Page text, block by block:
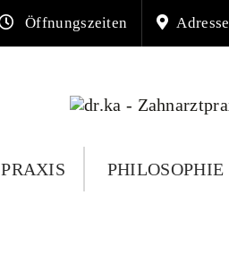
Öffnungszeiten Adresse
PRAXIS PHILOSOPHIE